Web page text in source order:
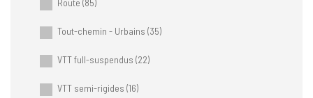
Route (85)
Tout-chemin - Urbains (35)
VTT full-suspendus (22)
VTT semi-rigides (16)